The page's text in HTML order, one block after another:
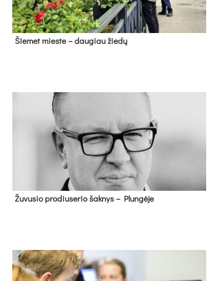
Šie­met mies­te – dau­giau žie­dų
Žu­vu­sio pro­diu­se­rio šak­nys – Plun­gė­je